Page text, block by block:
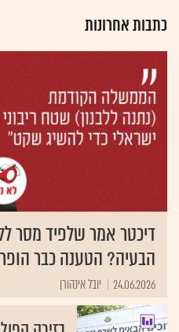
כתבות אחרונות
דיכטר אמר שלפיד מסר
הבעיה? הטענה כבר
24.06.2026 יובל אינהורן